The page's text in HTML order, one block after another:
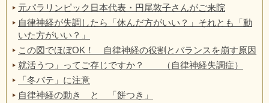
元パラリンピック日本代表・円尾敦子さんがご来院
自律神経が失調したら「休んだ方がいい？」それとも「動
いた方がいい？」
この図でほぼOK！ 自律神経の役割とバランスを崩す原因
就活うつ」ってご存じですか？ （自律神経失調症）
「冬バテ」に注意
自律神経の動き と 「餅つき」